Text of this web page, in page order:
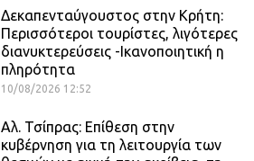
Δεκαπενταύγουστος στην Κρήτη:
Περισσότεροι τουρίστες, λιγότερες
διανυκτερεύσεις -Ικανοποιητική η
πληρότητα
10/08/2026 12:52
Αλ. Τσίπρας: Επίθεση στην
κυβέρνηση για τη λειτουργία των